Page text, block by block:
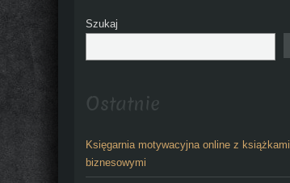
Szukaj
Ostatnie
Księgarnia motywacyjna online z książkami
biznesowymi